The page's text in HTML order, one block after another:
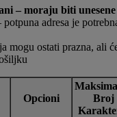
– moraju biti unesene
potpuna adresa je
mogu ostati prazna, ali
Opcioni
Broj